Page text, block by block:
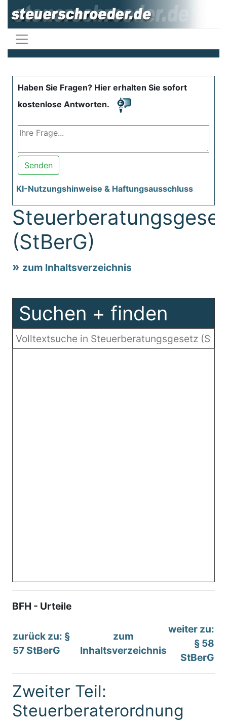
Haben Sie Fragen? Hier erhalten Sie sofort
kostenlose Antworten.
Senden
KI-Nutzungshinweise & Haftungsausschluss
(StBerG)
zum Inhaltsverzeichnis
Suchen + finden
BFH - Urteile
zurück zu: §
57 StBerG
zum
Inhaltsverzeichnis
weiter zu:
§ 58
StBerG
Zweiter Teil:
Steuerberaterordnung